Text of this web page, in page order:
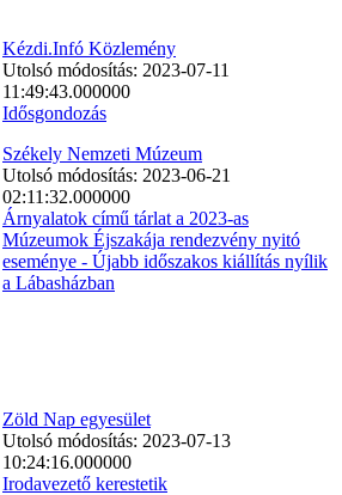
Kézdi.Infó Közlemény
Utolsó módosítás: 2023-07-11
11:49:43.000000
Idősgondozás
Székely Nemzeti Múzeum
Utolsó módosítás: 2023-06-21
02:11:32.000000
Árnyalatok című tárlat a 2023-as
Múzeumok Éjszakája rendezvény nyitó
eseménye - Újabb időszakos kiállítás nyílik
a Lábasházban
Zöld Nap egyesület
Utolsó módosítás: 2023-07-13
10:24:16.000000
Irodavezető kerestetik